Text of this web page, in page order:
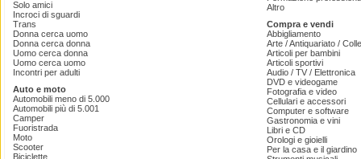
Solo amici
Incroci di sguardi
Trans
Donna cerca uomo
Donna cerca donna
Uomo cerca donna
Uomo cerca uomo
Incontri per adulti
Auto e moto
Automobili meno di 5.000
Automobili più di 5.001
Camper
Fuoristrada
Moto
Scooter
Biciclette
Altro
Compra e vendi
Abbigliamento
Arte / Antiquariato /
Articoli per bambini
Articoli sportivi
Audio / TV / Elettronica
DVD e videogame
Fotografia e video
Cellulari e accessori
Computer e software
Gastronomia e vini
Libri e CD
Orologi e gioielli
Per la casa e il giardino